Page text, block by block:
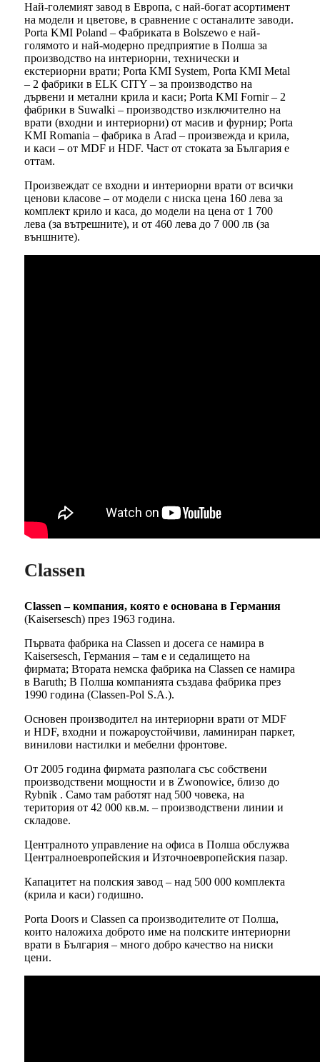
Най-големият завод в Европа, с най-богат асортимент
на модели и цветове, в сравнение с останалите заводи.
Porta KMI Poland – Фабриката в Bolszewo е най-
голямото и най-модерно предприятие в Полша за
производство на интериорни, технически и
екстериорни врати; Porta KMI System, Porta KMI Metal
– 2 фабрики в ELK CITY – за производство на
дървени и метални крила и каси; Porta KMI Fornir – 2
фабрики в Suwalki – производство изключително на
врати (входни и интериорни) от масив и фурнир; Porta
KMI Romania – фабрика в Arad – произвежда и крила,
и каси – от MDF и HDF. Част от стоката за България е
оттам.
Произвеждат се входни и интериорни врати от всички
ценови класове – от модели с ниска цена 160 лева за
комплект крило и каса, до модели на цена от 1 700
лева (за вътрешните), и от 460 лева до 7 000 лв (за
външните).
Classen
Classen – компания, която е основана в Германия
(Kaisersesch) през 1963 година.
Първата фабрика на Classen и досега се намира в
Kaisersesch, Германия – там е и седалището на
фирмата; Втората немска фабрика на Classen се намира
в Baruth; В Полша компанията създава фабрика през
1990 година (Classen-Pol S.A.).
Основен производител на интериорни врати от MDF
и HDF, входни и пожароустойчиви, ламиниран паркет,
винилови настилки и мебелни фронтове.
От 2005 година фирмата разполага със собствени
производствени мощности и в Zwonowice, близо до
Rybnik . Само там работят над 500 човека, на
територия от 42 000 кв.м. – производствени линии и
складове.
Централното управление на офиса в Полша обслужва
Централноевропейския и Източноевропейския пазар.
Капацитет на полския завод – над 500 000 комплекта
(крила и каси) годишно.
Porta Doors и Classen са производителите от Полша,
които наложиха доброто име на полските интериорни
врати в България – много добро качество на ниски
цени.